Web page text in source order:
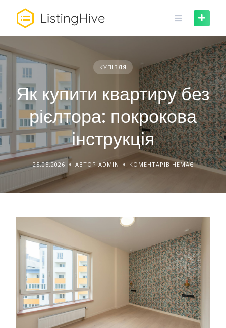
content
КУПІВЛЯ
Як купити квартиру без
рієлтора: покрокова
інструкція
25.05.2026 АВТОР ADMIN КОМЕНТАРІВ НЕМАЄ